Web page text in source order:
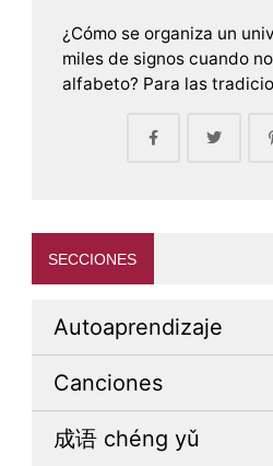
¿Cómo se organiza un
miles de signos cuando
alfabeto? Para las
SECCIONES
Autoaprendizaje
Canciones
成语 chéng yǔ